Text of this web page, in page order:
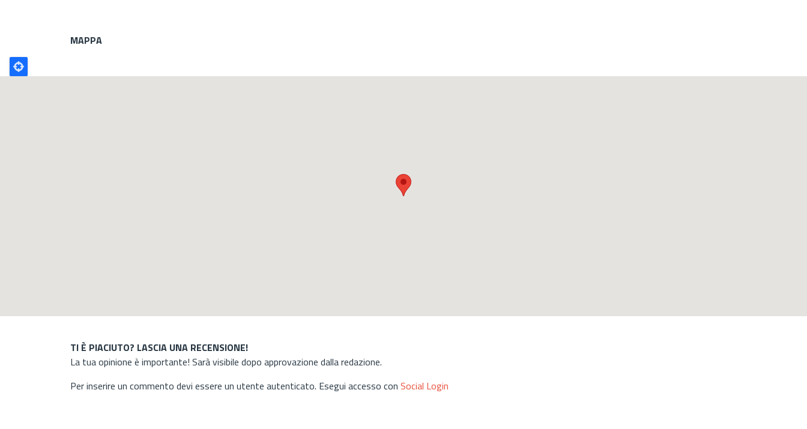
MAPPA
Poligono
GEO
TI È PIACIUTO? LASCIA UNA RECENSIONE!
La tua opinione è importante! Sarà visibile dopo approvazione dalla redazione.
Per inserire un commento devi essere un utente autenticato. Esegui accesso con Social Login